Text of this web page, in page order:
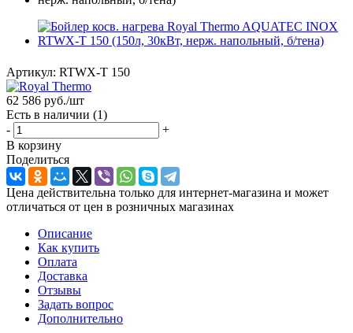
Артикул: RTWX-T 150
62 586 руб./шт
Есть в наличии (1)
-
+
В корзину
Поделиться
Цена действительна только для интернет-магазина и может
отличаться от цен в розничных магазинах
Описание
Как купить
Оплата
Доставка
Отзывы
Задать вопрос
Дополнительно